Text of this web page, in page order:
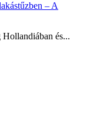
– A
és...